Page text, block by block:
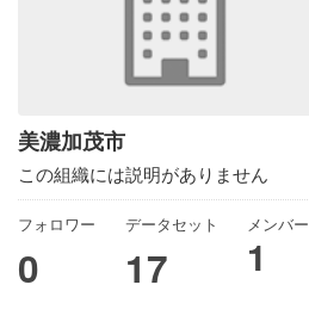
美濃加茂市
この組織には説明がありません
フォロワー
0
データセット
17
メンバー
1